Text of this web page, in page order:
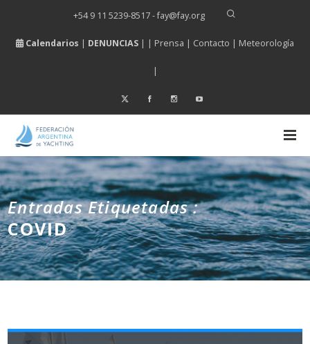
+54 9 11 5239-8517 - fay@fay.org
Calendarios | DENUNCIAS | | Prensa | Contacto | Meteorología
|
Entradas Etiquetadas :
COVID